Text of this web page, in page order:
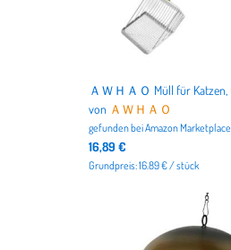
von ＡＷＨＡＯ
gefunden beiAmazon Marketplace
16,89 €
Grundpreis: 16.89 € / stück